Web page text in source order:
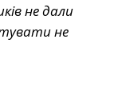
не дали
не